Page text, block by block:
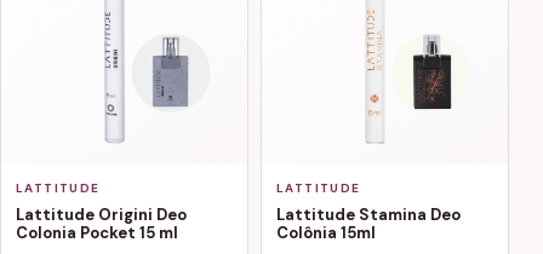
LATTITUDE
Lattitude Origini Deo
Colonia Pocket 15 ml
LATTITUDE
Lattitude Stamina Deo
Colônia 15ml